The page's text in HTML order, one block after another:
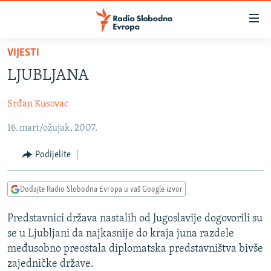
Pređite
glavni
Pređite
na
navigaciju
Pređite
na
pretragu
BOSNA I HERCEGOVINA
SRBIJA
KOSOVO
CRNA GORA
VIZUELNO
VIDEO
FOTOGALERIJE
INFOGRAFIKE
PODCASTI
RAT U UKRAJINI
KINA NA BALKANU
RSE PRIČE IZ SVIJETA
VIJESTI
LJUBLJANA
Srđan Kusovac
16. mart/ožujak, 2007.
Podijelite
Dodajte Radio Slobodna Evropa u vaš Google izvor
Predstavnici država nastalih od Jugoslavije dogovorili su
se u Ljubljani da najkasnije do kraja juna razdele
međusobno preostala diplomatska predstavništva bivše
zajedničke države.